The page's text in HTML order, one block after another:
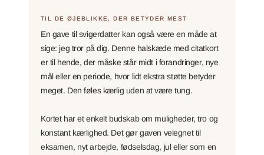
TIL DE ØJEBLIKKE, DER BETYDER MEST
En gave til svigerdatter kan også være en måde at
sige: jeg tror på dig. Denne halskæde med citatkort
er til hende, der måske står midt i forandringer, nye
mål eller en periode, hvor lidt ekstra støtte betyder
meget. Den føles kærlig uden at være tung.
Kortet har et enkelt budskab om muligheder, tro og
konstant kærlighed. Det gør gaven velegnet til
eksamen, nyt arbejde, fødselsdag, jul eller som en